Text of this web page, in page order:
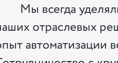
Мы всегда
отраслевых
автоматизации